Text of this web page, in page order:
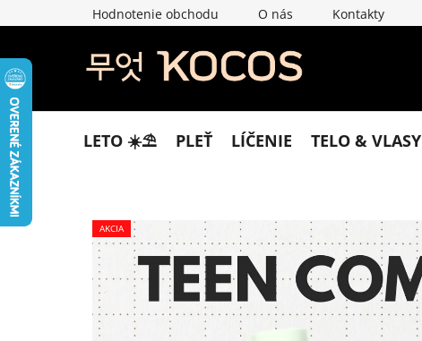
na
Hodnotenie obchodu O nás Kontakty
LETO ☀️​⛱️​ PLEŤ LÍČENIE TELO & VLASY
AKCIA